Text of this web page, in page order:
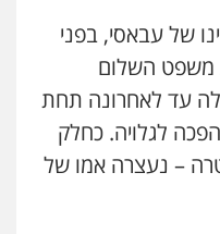
עורכי דין לענייני
דין פלילי
פשיעה חמורה
משפט השלום
עד לאחרונה תחת
לגלויה. כחלק
– נעצרה אמו של